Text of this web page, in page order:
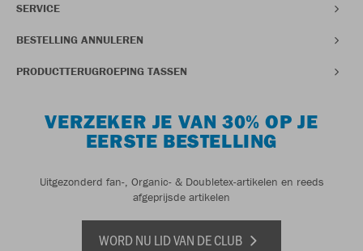
SERVICE
BESTELLING ANNULEREN
PRODUCTTERUGROEPING TASSEN
VERZEKER JE VAN 30% OP JE
EERSTE BESTELLING
Uitgezonderd fan-, Organic- & Doubletex-artikelen en reeds
afgeprijsde artikelen
WORD NU LID VAN DE CLUB